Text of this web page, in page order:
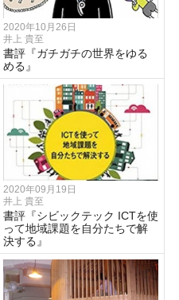
2020年10月26日
井上 貴至
書評『ガチガチの世界をゆる
める』
2020年09月19日
井上 貴至
書評『シビックテック ICTを使
って地域課題を自分たちで解
決する』